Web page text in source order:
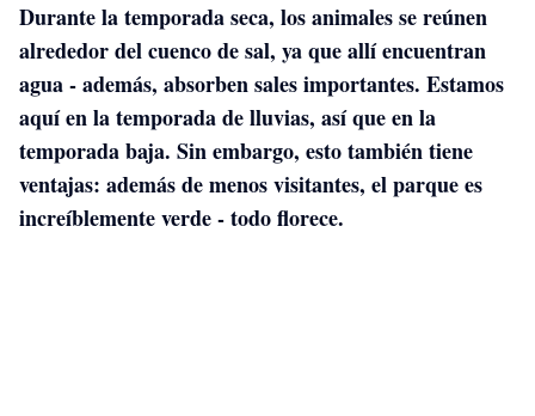
Durante la temporada seca, los animalesse reúnen
alrededor del cuenco de sal, ya que allí encuentran
agua - además, absorben sales importantes. Estamos
aquí en la temporada de lluvias, así que en la
temporada baja. Sin embargo, esto también tiene
ventajas: además de menos visitantes, el parque es
increíblemente verde - todo florece.